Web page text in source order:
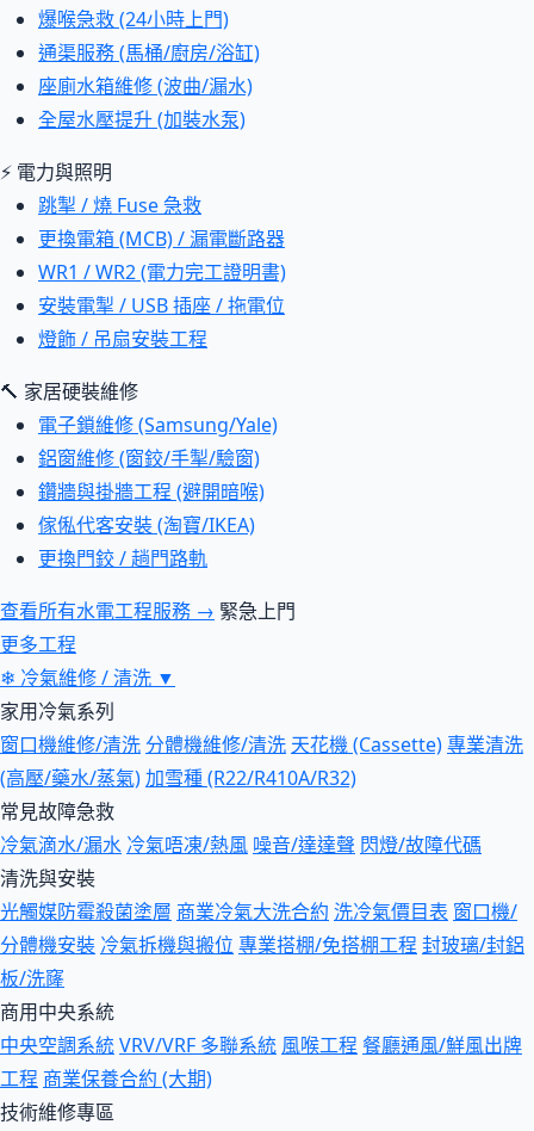
爆喉急救 (24小時上門)
通渠服務 (馬桶/廚房/浴缸)
座廁水箱維修 (波曲/漏水)
全屋水壓提升 (加裝水泵)
⚡ 電力與照明
跳掣 / 燒 Fuse 急救
更換電箱 (MCB) / 漏電斷路器
WR1 / WR2 (電力完工證明書)
安裝電掣 / USB 插座 / 拖電位
燈飾 / 吊扇安裝工程
🔨 家居硬裝維修
電子鎖維修 (Samsung/Yale)
鋁窗維修 (窗鉸/手掣/驗窗)
鑽牆與掛牆工程 (避開暗喉)
傢俬代客安裝 (淘寶/IKEA)
更換門鉸 / 趟門路軌
查看所有水電工程服務 → 緊急上門
更多工程
❄ 冷氣維修 / 清洗 ▼
家用冷氣系列
窗口機維修/清洗 分體機維修/清洗 天花機 (Cassette)專業清洗
(高壓/藥水/蒸氣)加雪種 (R22/R410A/R32)
常見故障急救
冷氣滴水/漏水 冷氣唔凍/熱風 噪音/達達聲 閃燈/故障代碼
清洗與安裝
光觸媒防霉殺菌塗層 商業冷氣大洗合約 洗冷氣價目表 窗口機/
分體機安裝 冷氣拆機與搬位 專業搭棚/免搭棚工程 封玻璃/封鋁
板/洗窿
商用中央系統
中央空調系統VRV/VRF 多聯系統 風喉工程 餐廳通風/鮮風出牌
工程 商業保養合約 (大期)
技術維修專區